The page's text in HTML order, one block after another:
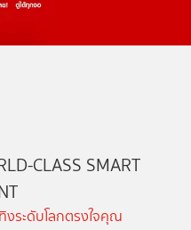
CLASS SMART
ระดับโลกตรงใจคุณ